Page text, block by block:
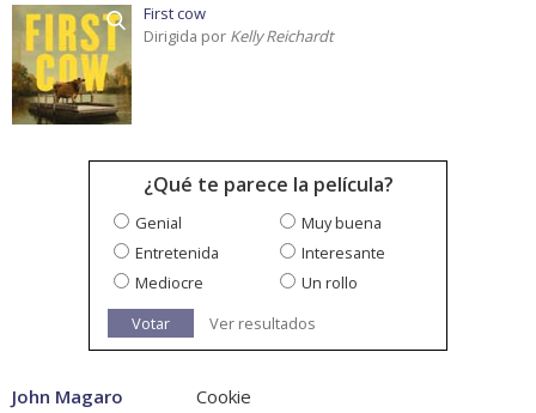
First cow
Dirigida por Kelly Reichardt
¿Qué te parece la película?
Genial
Muy buena
Entretenida
Interesante
Mediocre
Un rollo
Votar
Ver resultados
John Magaro
Cookie